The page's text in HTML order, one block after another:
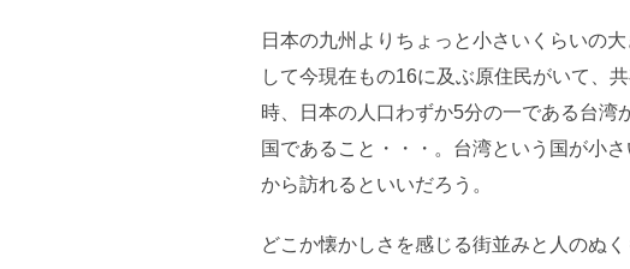
日本の九州よりちょっと小さいくらいの
して今現在もの16に及ぶ原住民がいて、
時、日本の人口わずか5分の一である台湾
国であること・・・。台湾という国が小
から訪れるといいだろう。
どこか懐かしさを感じる街並みと人のぬ